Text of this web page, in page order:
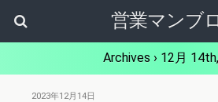
営業マンブ
Archives › 12月
2023年12月14日